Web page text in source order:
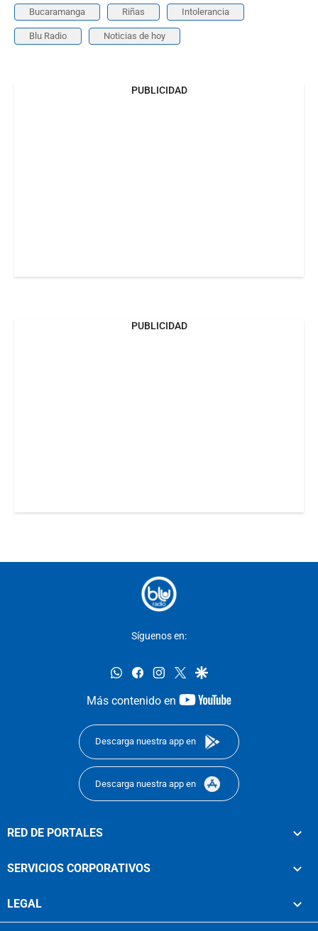
Bucaramanga Riñas Intolerancia
Blu Radio Noticias de hoy
PUBLICIDAD
PUBLICIDAD
Síguenos en:
whatsappfacebookinstagram
twittergoogle
Más contenido en
youtube-
Descarga nuestra app en
Descarga nuestra app en
RED DE PORTALES
SERVICIOS CORPORATIVOS
LEGAL